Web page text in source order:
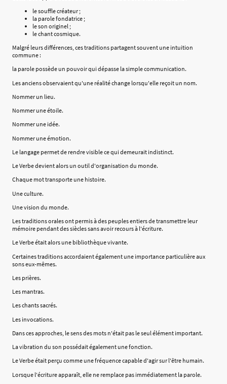
le souffle créateur ;
la parole fondatrice ;
le son originel ;
le chant cosmique.
Malgré leurs différences, ces traditions partagent souvent une intuition
commune :
la parole possède un pouvoir qui dépasse la simple communication.
Les anciens observaient qu'une réalité change lorsqu'elle reçoit un nom.
Nommer un lieu.
Nommer une étoile.
Nommer une idée.
Nommer une émotion.
Le langage permet de rendre visible ce qui demeurait indistinct.
Le Verbe devient alors un outil d'organisation du monde.
Chaque mot transporte une histoire.
Une culture.
Une vision du monde.
Les traditions orales ont permis à des peuples entiers de transmettre leur
mémoire pendant des siècles sans avoir recours à l'écriture.
Le Verbe était alors une bibliothèque vivante.
Certaines traditions accordaient également une importance particulière aux
sons eux-mêmes.
Les prières.
Les mantras.
Les chants sacrés.
Les invocations.
Dans ces approches, le sens des mots n'était pas le seul élément important.
La vibration du son possédait également une fonction.
Le Verbe était perçu comme une fréquence capable d'agir sur l'être humain.
Lorsque l'écriture apparaît, elle ne remplace pas immédiatement la parole.